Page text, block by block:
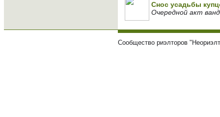
Снос усадьбы
Очередной акт
Сообщество риэлторов